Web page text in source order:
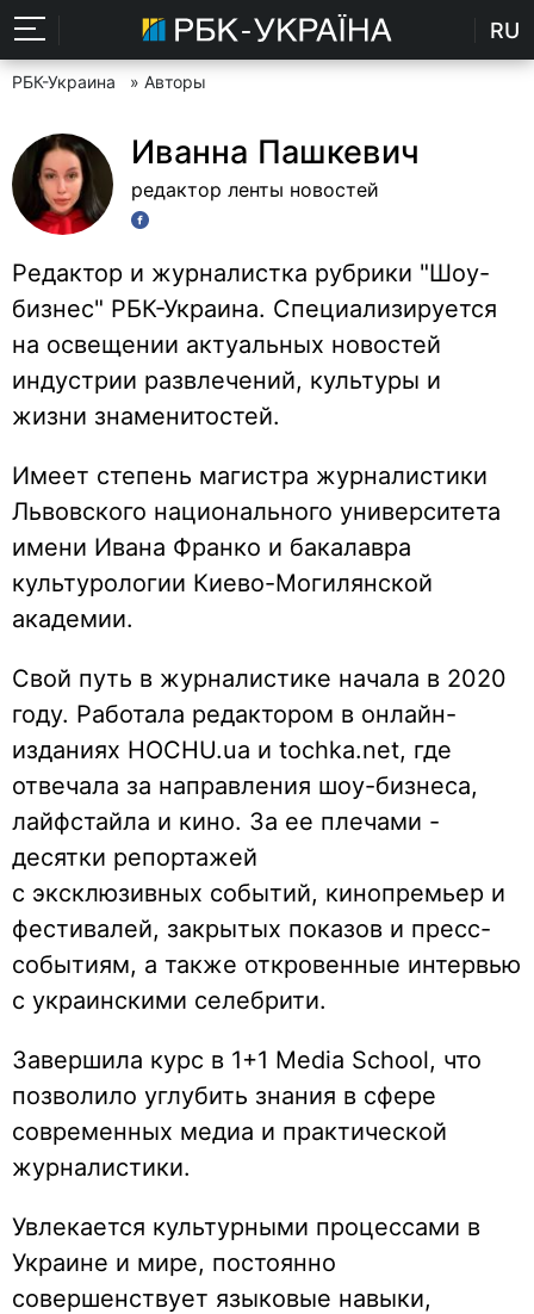
RU
РБК-Украина » Авторы
Иванна Пашкевич
редактор ленты новостей
Редактор и журналистка рубрики "Шоу-
бизнес" РБК-Украина. Специализируется
на освещении актуальных новостей
индустрии развлечений, культуры и
жизни знаменитостей.
Имеет степень магистра журналистики
Львовского национального университета
имени Ивана Франко и бакалавра
культурологии Киево-Могилянской
академии.
Свой путь в журналистике начала в 2020
году. Работала редактором в онлайн-
изданиях HOCHU.ua и tochka.net, где
отвечала за направления шоу-бизнеса,
лайфстайла и кино. За ее плечами -
десятки репортажей
с эксклюзивных событий, кинопремьер и
фестивалей, закрытых показов и пресс-
событиям, а также откровенные интервью
с украинскими селебрити.
Завершила курс в 1+1 Media School, что
позволило углубить знания в сфере
современных медиа и практической
журналистики.
Увлекается культурными процессами в
Украине и мире, постоянно
совершенствует языковые навыки,